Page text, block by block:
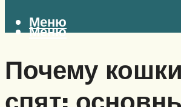
Меню
Меню
Почему